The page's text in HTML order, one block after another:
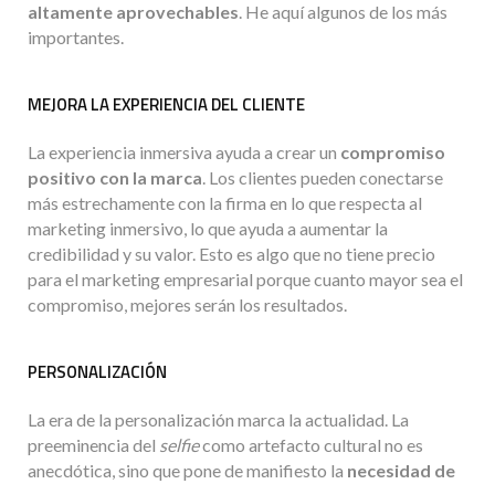
altamente aprovechables. He aquí algunos de los más
importantes.
MEJORA LA EXPERIENCIA DEL CLIENTE
La experiencia inmersiva ayuda a crear un compromiso
positivo con la marca. Los clientes pueden conectarse
más estrechamente con la firma en lo que respecta al
marketing inmersivo, lo que ayuda a aumentar la
credibilidad y su valor. Esto es algo que no tiene precio
para el marketing empresarial porque cuanto mayor sea el
compromiso, mejores serán los resultados.
PERSONALIZACIÓN
La era de la personalización marca la actualidad. La
preeminencia del selfiecomo artefacto cultural no es
anecdótica, sino que pone de manifiesto la necesidad de